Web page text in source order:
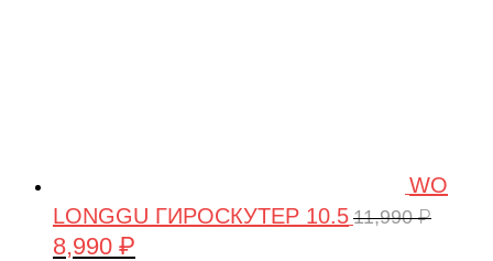
WO
LONGGU ГИРОСКУТЕР 10.5 11,990₽
Первоначальная
8,990 ₽